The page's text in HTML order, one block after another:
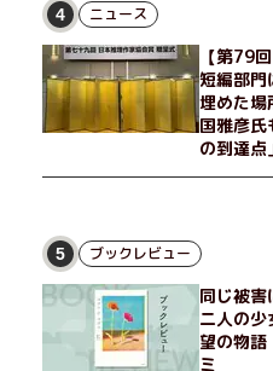
せる男が現れた。茶の湯の粋人
は、ある秘密があった……。自
姿と、その連帯を描く。赤裸々
をめぐる物語。
4 ニュース
【第79
短編部門
埋めた
国雅彦氏
の到達点
5 ブックレビュー
同じ被害
二人の少
望の物
ミ